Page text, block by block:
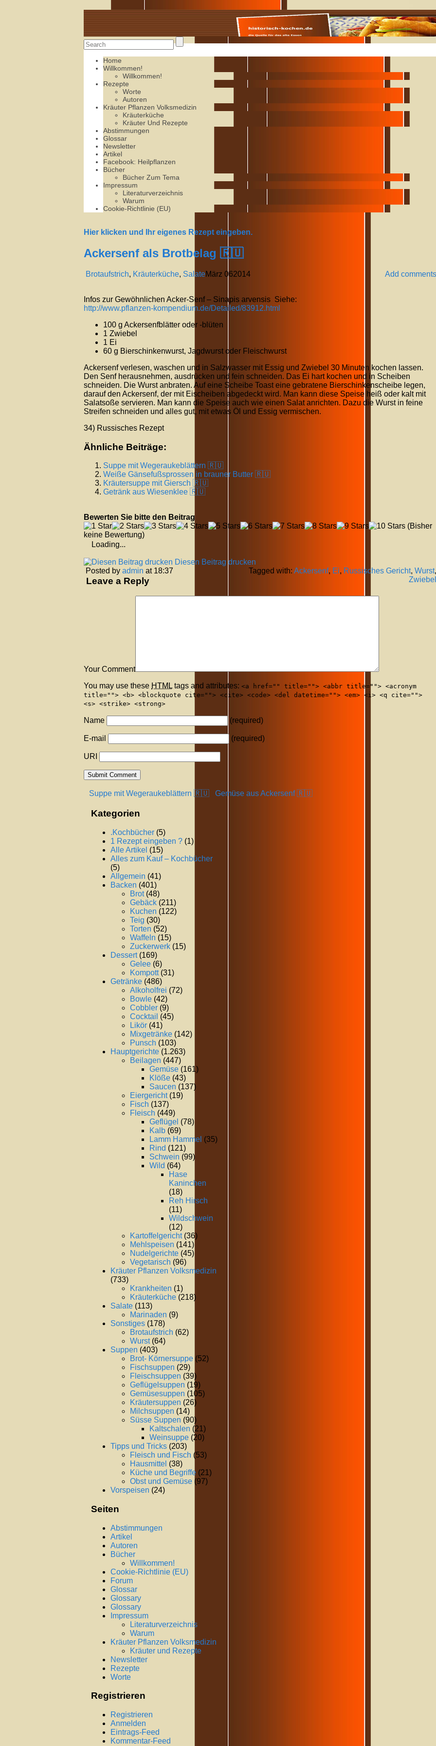
Alte Rezepte online
Home
Willkommen!
Willkommen!
Rezepte
Worte
Autoren
Kräuter Pflanzen Volksmedizin
Kräuterküche
Kräuter Und Rezepte
Abstimmungen
Glossar
Newsletter
Artikel
Facebook: Heilpflanzen
Bücher
Bücher Zum Tema
Impressum
Literaturverzeichnis
Warum
Cookie-Richtlinie (EU)
Hier klicken und Ihr eigenes Rezept eingeben.
Ackersenf als Brotbelag 🇷🇺
Brotaufstrich, Kräuterküche, Salate Add comments
März 062014
Infos zur Gewöhnlichen Acker-Senf – Sinapis arvensis Siehe:
http://www.pflanzen-kompendium.de/Detailed/83912.html
100 g Ackersenfblätter oder -blüten
1 Zwiebel
1 Ei
60 g Bierschinkenwurst, Jagdwurst oder Fleischwurst
Ackersenf verlesen, waschen und in Salzwasser mit Essig und Zwiebel 30 Minuten kochen lassen.
Den Senf herausnehmen, ausdrücken und fein schneiden. Das Ei hart kochen und in Scheiben
schneiden. Die Wurst anbraten. Auf eine Scheibe Toast eine gebratene Bierschinkenscheibe legen,
darauf den Ackersenf, der mit Eischeiben abgedeckt wird. Man kann diese Speise heiß oder kalt mit
Salatsoße servieren. Man kann die Speise auch wie einen Salat anrichten. Dazu die Wurst in feine
Streifen schneiden und alles gut, mit etwas Öl und Essig vermischen.
34) Russisches Rezept
Ähnliche Beiträge:
Suppe mit Wegeraukeblättern 🇷🇺
Weiße Gänsefußsprossen in brauner Butter 🇷🇺
Kräutersuppe mit Giersch 🇷🇺
Getränk aus Wiesenklee 🇷🇺
Bewerten Sie bitte den Beitrag
(Bisher
keine Bewertung)
Loading...
Diesen Beitrag drucken
Posted by admin at 18:37 Tagged with: Ackersenf, Ei, Russisches Gericht, Wurst,
Zwiebel
Leave a Reply
Your Comment
You may use these HTML tags and attributes: <a href="" title=""> <abbr title=""> <acronym
title=""> <b> <blockquote cite=""> <cite> <code> <del datetime=""> <em> <i> <q cite="">
<s> <strike> <strong>
Name (required)
E-mail (required)
URI
Suppe mit Wegeraukeblättern 🇷🇺 Gemüse aus Ackersenf 🇷🇺
Kategorien
.Kochbücher (5)
1 Rezept eingeben ? (1)
Alle Artikel (15)
Alles zum Kauf – Kochbücher
(5)
Allgemein (41)
Backen (401)
Brot(48)
Gebäck (211)
Kuchen (122)
Teig (30)
Torten (52)
Waffeln (15)
Zuckerwerk (15)
Dessert(169)
Gelee (6)
Kompott(31)
Getränke (486)
Alkoholfrei (72)
Bowle (42)
Cobbler (9)
Cocktail (45)
Likör (41)
Mixgetränke (142)
Punsch (103)
Hauptgerichte (1.263)
Beilagen (447)
Gemüse (161)
Klöße (43)
Saucen (137)
Eiergericht(19)
Fisch (137)
Fleisch (449)
Geflügel (78)
Kalb (69)
Lamm Hammel (35)
Rind (121)
Schwein (99)
Wild (64)
Hase
Kaninchen
(18)
Reh Hirsch
(11)
Wildschwein
(12)
Kartoffelgericht(36)
Mehlspeisen (141)
Nudelgerichte (45)
Vegetarisch (96)
Kräuter Pflanzen Volksmedizin
(733)
Krankheiten (1)
Kräuterküche (218)
Salate (113)
Marinaden (9)
Sonstiges (178)
Brotaufstrich (62)
Wurst(64)
Suppen (403)
Brot- Körnersuppe (52)
Fischsuppen (29)
Fleischsuppen (39)
Geflügelsuppen (19)
Gemüsesuppen (105)
Kräutersuppen (26)
Milchsuppen (14)
Süsse Suppen (90)
Kaltschalen (21)
Weinsuppe (20)
Tipps und Tricks (203)
Fleisch und Fisch (53)
Hausmittel (38)
Küche und Begriffe (21)
Obst und Gemüse (97)
Vorspeisen (24)
Seiten
Abstimmungen
Artikel
Autoren
Bücher
Willkommen!
Cookie-Richtlinie (EU)
Forum
Glossar
Glossary
Glossary
Impressum
Literaturverzeichnis
Warum
Kräuter Pflanzen Volksmedizin
Kräuter und Rezepte
Newsletter
Rezepte
Worte
Registrieren
Registrieren
Anmelden
Eintrags-Feed
Kommentar-Feed